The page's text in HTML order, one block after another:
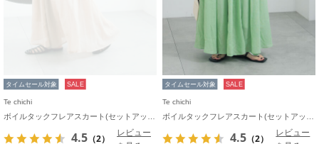
タイムセール対象 SALE
Te chichi
4.5 （2）
レビュー
タイムセール対象 SALE
Te chichi
4.5 （2）
レビュー